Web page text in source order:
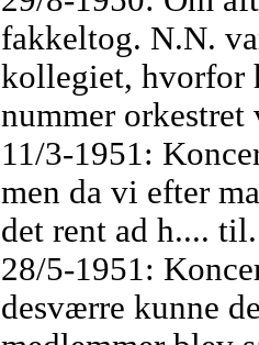
fakkeltog. N.N.
kollegiet, hvorfor
nummer
11/3-1951:
men da vi efter
det rent ad h.... til.
28/5-1951:
desværre kunne